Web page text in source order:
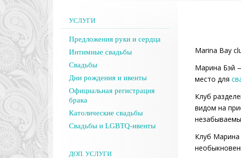
Marina Bay
Марина Бэй
место для
Клуб
видом на
Клуб Марина
УСЛУГИ
Предложения руки и сердца
Интимные свадьбы
Свадьбы
Дни рождения и ивенты
Официальная регистрация
брака
Католические свадьбы
Свадьбы и LGBTQ-ивенты
ДОП. УСЛУГИ